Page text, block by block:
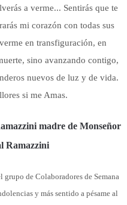
a verme... Sentirás que te
mi corazón con todas sus
en transfiguración, en
sino avanzando contigo,
nuevos de luz y de vida.
si me Amas.
madre de Monseñor
Ramazzini
de Colaboradores de Semana
y más sentido a pésame al